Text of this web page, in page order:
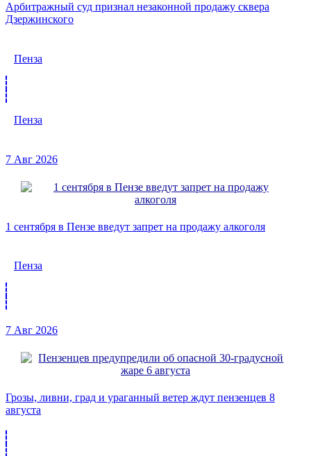
Арбитражный суд признал незаконной продажу сквера
Дзержинского
Пенза
Пенза
7 Авг 2026
1 сентября в Пензе введут запрет на продажу алкоголя
Пенза
7 Авг 2026
Грозы, ливни, град и ураганный ветер ждут пензенцев 8
августа